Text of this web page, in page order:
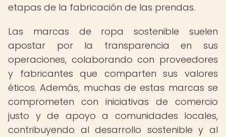
etapas de la fabricación de las prendas.
Las marcas de ropa sostenible suelen
apostar por la transparencia en sus
operaciones, colaborando con proveedores
y fabricantes que comparten sus valores
éticos. Además, muchas de estas marcas se
comprometen con iniciativas de comercio
justo y de apoyo a comunidades locales,
contribuyendo al desarrollo sostenible y al